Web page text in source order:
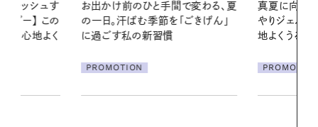
変わる、夏
ごきげん」
真夏に向けて、ハーブが香るひん
やりジェルと出合う。暑い季節に心
地よくうるおう、軽やかなボディケ
PROMOTION
暑い夏のナイ
える夜の爽